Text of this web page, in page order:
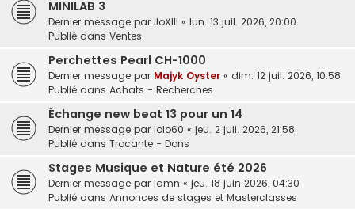
MINILAB 3
Dernier message par JoXIII « lun. 13 juil. 2026, 20:00
Publié dans Ventes
Perchettes Pearl CH-1000
Dernier message par Majyk Oyster « dim. 12 juil. 2026, 10:58
Publié dans Achats - Recherches
Échange new beat 13 pour un 14
Dernier message par lolo60 « jeu. 2 juil. 2026, 21:58
Publié dans Trocante - Dons
Stages Musique et Nature été 2026
Dernier message par lamn « jeu. 18 juin 2026, 04:30
Publié dans Annonces de stages et Masterclasses